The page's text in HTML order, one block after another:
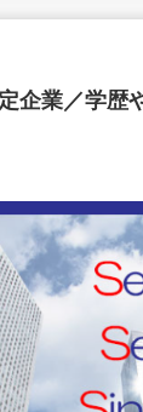
企業／学歴